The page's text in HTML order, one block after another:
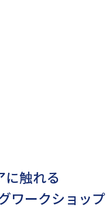
に触れる
ワークショップ​